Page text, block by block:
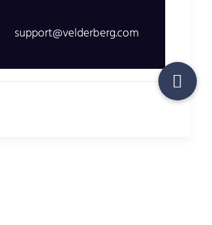
support@velderberg.com